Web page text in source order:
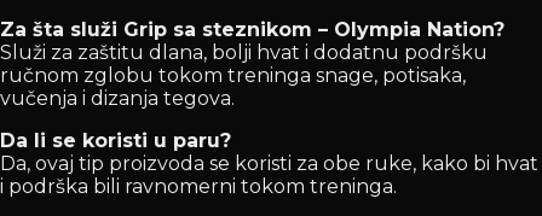
Za šta služi Grip sa steznikom – Olympia Nation?
Služi za zaštitu dlana, bolji hvat i dodatnu podršku
ručnom zglobu tokom treninga snage, potisaka,
vučenja i dizanja tegova.
Da li se koristi u paru?
Da, ovaj tip proizvoda se koristi za obe ruke, kako bi hvat
i podrška bili ravnomerni tokom treninga.